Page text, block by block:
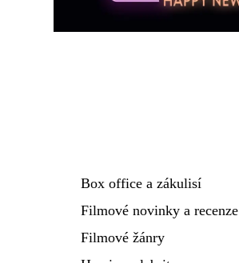
Box office a zákulisí
Filmové novinky a recenze
Filmové žánry